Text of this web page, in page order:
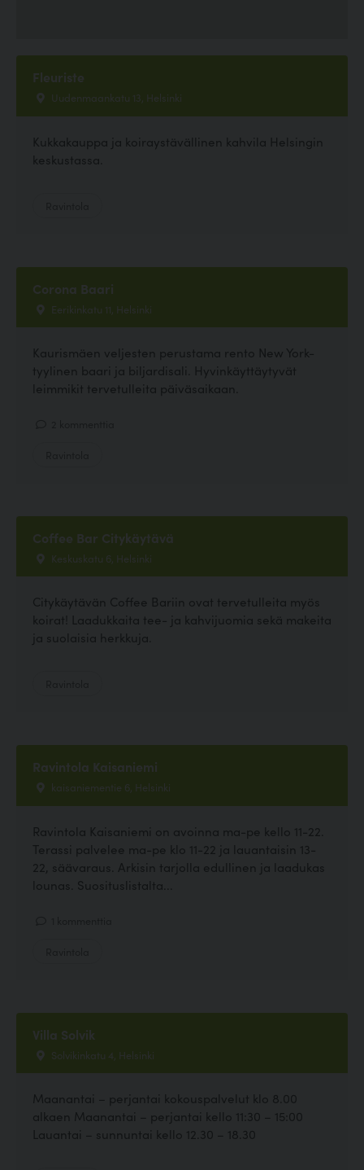
Fleuriste
Uudenmaankatu 13, Helsinki
Kukkakauppa ja koiraystävällinen kahvila Helsingin
keskustassa.
Corona Baari
Eerikinkatu 11, Helsinki
Kaurismäen veljesten perustama rento New York-
tyylinen baari ja biljardisali. Hyvinkäyttäytyvät
leimmikit tervetulleita päiväsaikaan.
Coffee Bar Citykäytävä
Keskuskatu 6, Helsinki
Citykäytävän Coffee Bariin ovat tervetulleita myös
koirat! Laadukkaita tee- ja kahvijuomia sekä makeita
ja suolaisia herkkuja.
Ravintola Kaisaniemi
kaisaniementie 6, Helsinki
Ravintola Kaisaniemi on avoinna ma-pe kello 11-22.
Terassi palvelee ma-pe klo 11-22 ja lauantaisin 13-
22, säävaraus. Arkisin tarjolla edullinen ja laadukas
lounas. Suosituslistalta...
Villa Solvik
Solvikinkatu 4, Helsinki
Maanantai – perjantai kokouspalvelut klo 8.00
alkaen Maanantai – perjantai kello 11:30 – 15:00
Lauantai – sunnuntai kello 12.30 – 18.30